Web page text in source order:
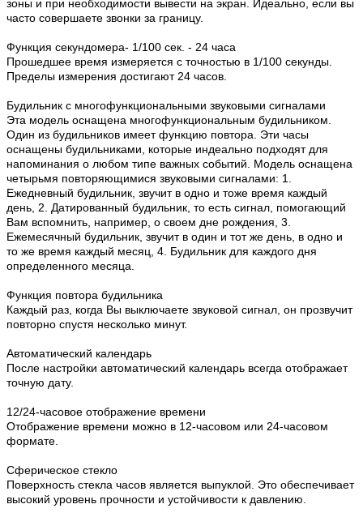
зоны и при необходимости вывести на экран. Идеально, если вы
часто совершаете звонки за границу.
Функция секундомера- 1/100 сек. - 24 часа
Прошедшее время измеряется с точностью в 1/100 секунды.
Пределы измерения достигают 24 часов.
Будильник с многофункциональными звуковыми сигналами
Эта модель оснащена многофункциональным будильником.
Один из будильников имеет функцию повтора. Эти часы
оснащены будильниками, которые индеально подходят для
напоминания о любом типе важных событий. Модель оснащена
четырьмя повторяющимися звуковыми сигналами: 1.
Ежедневный будильник, звучит в одно и тоже время каждый
день, 2. Датированный будильник, то есть сигнал, помогающий
Вам вспомнить, например, о своем дне рождения, 3.
Ежемесячный будильник, звучит в один и тот же день, в одно и
то же время каждый месяц, 4. Будильник для каждого дня
определенного месяца.
Функция повтора будильника
Каждый раз, когда Вы выключаете звуковой сигнал, он прозвучит
повторно спустя несколько минут.
Автоматический календарь
После настройки автоматический календарь всегда отображает
точную дату.
12/24-часовое отображение времени
Отображение времени можно в 12-часовом или 24-часовом
формате.
Сферическое стекло
Поверхность стекла часов является выпуклой. Это обеспечивает
высокий уровень прочности и устойчивости к давлению.